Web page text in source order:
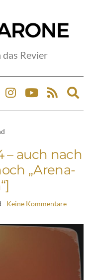
Revier
– auch nach
„Arena-
Keine Kommentare